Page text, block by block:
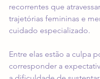
recorrentes que
trajetórias femininas e
cuidado especializado.
Entre elas estão a culpa
corresponder a